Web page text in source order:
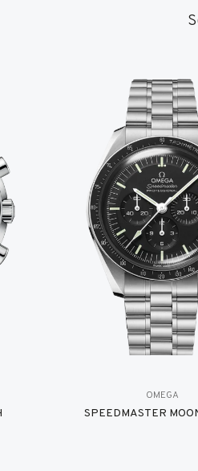
OMEGA
SPEEDMASTER